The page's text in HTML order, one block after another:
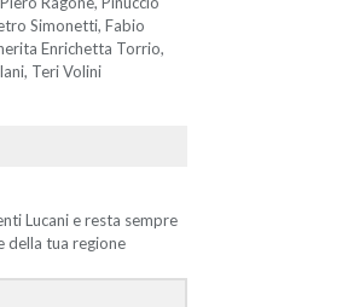
Simonetti, Fabio
Enrichetta Torrio,
Teri Volini
Lucani e resta sempre
della tua regione